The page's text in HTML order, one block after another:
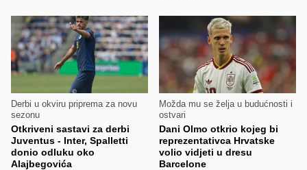
Derbi u okviru priprema za novu
sezonu
Otkriveni sastavi za derbi
Juventus - Inter, Spalletti
donio odluku oko
Alajbegovića
Možda mu se želja u budućnosti i
ostvari
Dani Olmo otkrio kojeg bi
reprezentativca Hrvatske
volio vidjeti u dresu
Barcelone